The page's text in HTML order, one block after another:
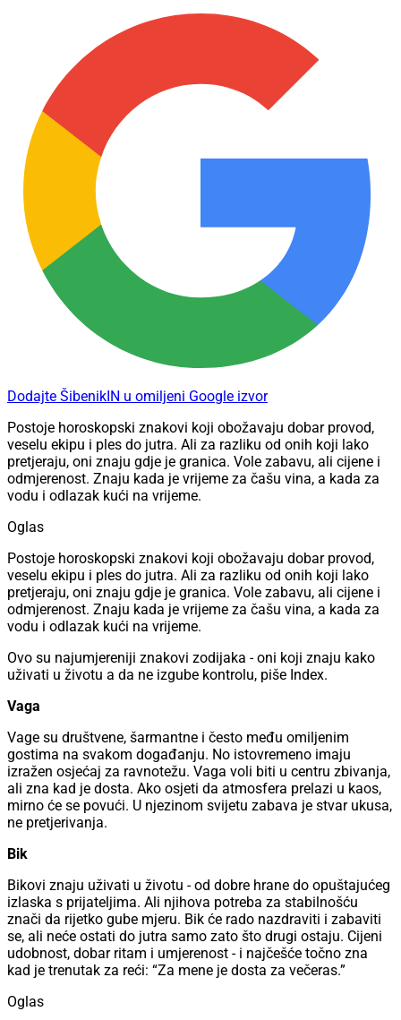
Dodajte ŠibenikIN u omiljeni Google izvor
Postoje horoskopski znakovi koji obožavaju dobar provod,
veselu ekipu i ples do jutra. Ali za razliku od onih koji lako
pretjeraju, oni znaju gdje je granica. Vole zabavu, ali cijene i
odmjerenost. Znaju kada je vrijeme za čašu vina, a kada za
vodu i odlazak kući na vrijeme.
Oglas
Postoje horoskopski znakovi koji obožavaju dobar provod,
veselu ekipu i ples do jutra. Ali za razliku od onih koji lako
pretjeraju, oni znaju gdje je granica. Vole zabavu, ali cijene i
odmjerenost. Znaju kada je vrijeme za čašu vina, a kada za
vodu i odlazak kući na vrijeme.
Ovo su najumjereniji znakovi zodijaka - oni koji znaju kako
uživati u životu a da ne izgube kontrolu, piše Index.
Vaga
Vage su društvene, šarmantne i često među omiljenim
gostima na svakom događanju. No istovremeno imaju
izražen osjećaj za ravnotežu. Vaga voli biti u centru zbivanja,
ali zna kad je dosta. Ako osjeti da atmosfera prelazi u kaos,
mirno će se povući. U njezinom svijetu zabava je stvar ukusa,
ne pretjerivanja.
Bik
Bikovi znaju uživati u životu - od dobre hrane do opuštajućeg
izlaska s prijateljima. Ali njihova potreba za stabilnošću
znači da rijetko gube mjeru. Bik će rado nazdraviti i zabaviti
se, ali neće ostati do jutra samo zato što drugi ostaju. Cijeni
udobnost, dobar ritam i umjerenost - i najčešće točno zna
kad je trenutak za reći: “Za mene je dosta za večeras.”
Oglas